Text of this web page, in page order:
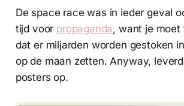
De space race was in ieder geval
tijd voor propaganda, want je moet
dat er miljarden worden gestoken
op de maan zetten. Anyway,
posters op.